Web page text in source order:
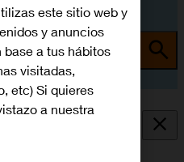
internet
este sitio web y
y anuncios
a tus hábitos
visitadas,
etc) Si quieres
a nuestra